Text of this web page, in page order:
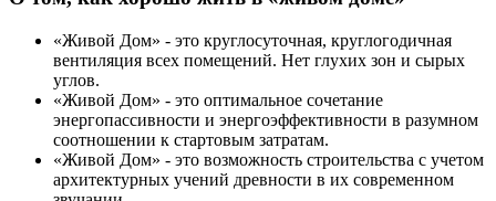
«Живой Дом» - это круглосуточная, круглогодичная
вентиляция всех помещений. Нет глухих зон и сырых
углов.
«Живой Дом» - это оптимальное сочетание
энергопассивности и энергоэффективности в разумном
соотношении к стартовым затратам.
«Живой Дом» - это возможность строительства с учетом
архитектурных учений древности в их современном